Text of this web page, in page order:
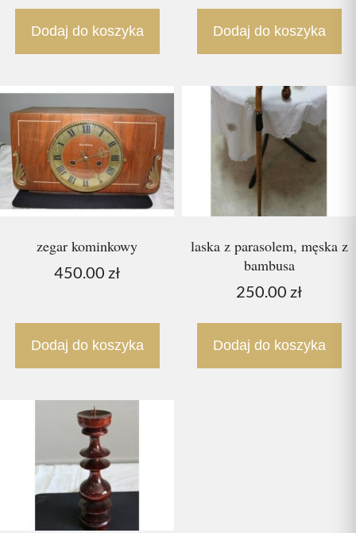
Dodaj do koszyka Dodaj do koszyka
zegar kominkowy
450.00 zł
Dodaj do koszyka
laska z parasolem, męska z
bambusa
250.00 zł
Dodaj do koszyka